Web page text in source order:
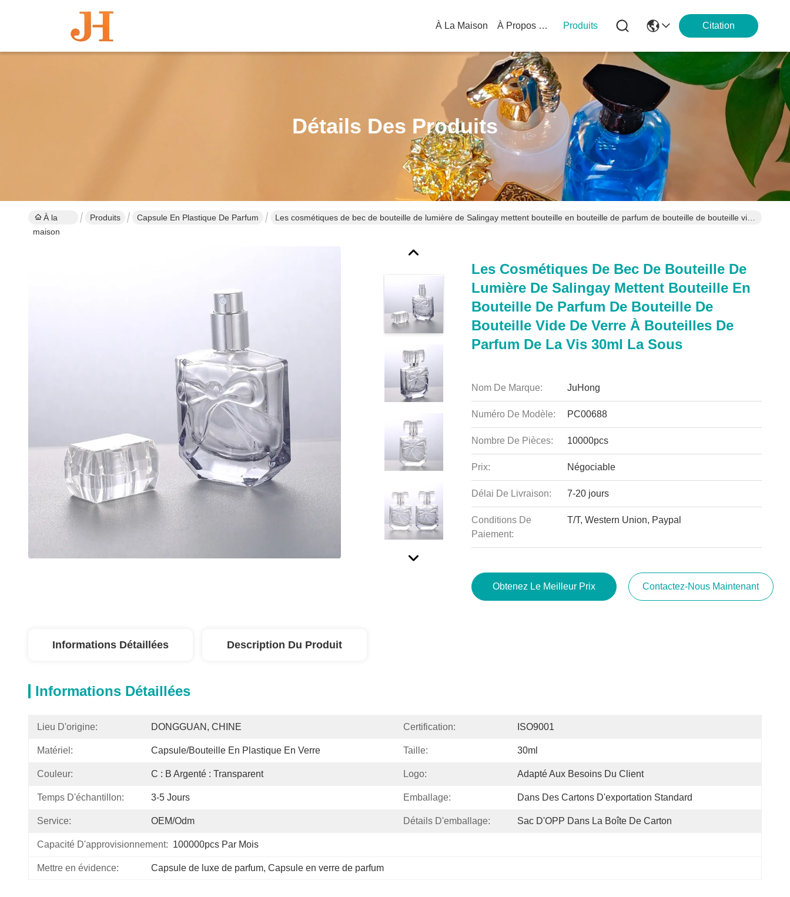
À La Maison À Propos De Nous Produits Citation
Détails Des Produits
À la
maison
Produits Capsule En Plastique De Parfum
Les cosmétiques de bec de bouteille de lumière de Salingay mettent bouteille en bouteille de parfum de bouteille de bouteille vide
Les Cosmétiques De Bec De Bouteille De
Lumière De Salingay Mettent Bouteille En
Bouteille De Parfum De Bouteille De
Bouteille Vide De Verre À Bouteilles De
Parfum De La Vis 30ml La Sous
Nom De Marque: JuHong
Numéro De Modèle: PC00688
Nombre De Pièces: 10000pcs
Prix: Négociable
Délai De Livraison: 7-20 jours
Conditions De
Paiement:
T/T, Western Union, Paypal
Obtenez Le Meilleur Prix Contactez-Nous Maintenant
Informations Détaillées Description Du Produit
Informations Détaillées
Lieu D'origine: DONGGUAN, CHINE Certification: ISO9001
Matériel: Capsule/bouteille En Plastique En Verre Taille: 30ml
Couleur: C : B Argenté : Transparent Logo: Adapté Aux Besoins Du Client
Temps D'échantillon: 3-5 Jours Emballage: Dans Des Cartons D'exportation Standard
Service: OEM/Odm Détails D'emballage: Sac D'OPP Dans La Boîte De Carton
Capacité D'approvisionnement: 100000pcs Par Mois
Mettre en évidence: Capsule de luxe de parfum, Capsule en verre de parfum